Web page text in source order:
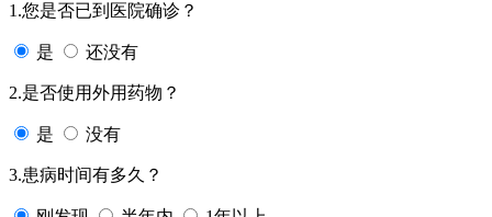
1.您是否已到医院确诊？
是 还没有
2.是否使用外用药物？
是 没有
3.患病时间有多久？